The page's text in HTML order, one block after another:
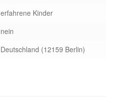
erfahrene Kinder
nein
Deutschland (12159 Berlin)